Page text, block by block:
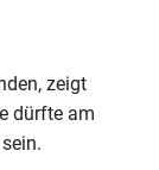
zeigt
dürfte am